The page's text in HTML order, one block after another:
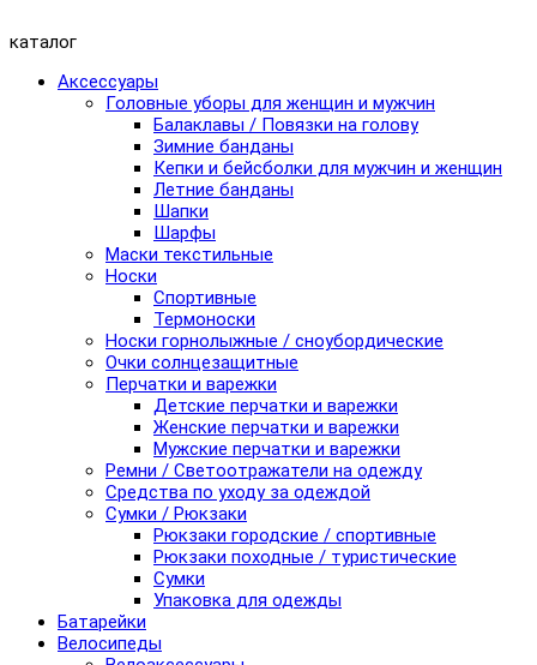
каталог
Аксессуары
Головные уборы для женщин и мужчин
Балаклавы / Повязки на голову
Зимние банданы
Кепки и бейсболки для мужчин и женщин
Летние банданы
Шапки
Шарфы
Маски текстильные
Носки
Спортивные
Термоноски
Носки горнолыжные / сноубордические
Очки солнцезащитные
Перчатки и варежки
Детские перчатки и варежки
Женские перчатки и варежки
Мужские перчатки и варежки
Ремни / Светоотражатели на одежду
Средства по уходу за одеждой
Сумки / Рюкзаки
Рюкзаки городские / спортивные
Рюкзаки походные / туристические
Сумки
Упаковка для одежды
Батарейки
Велосипеды